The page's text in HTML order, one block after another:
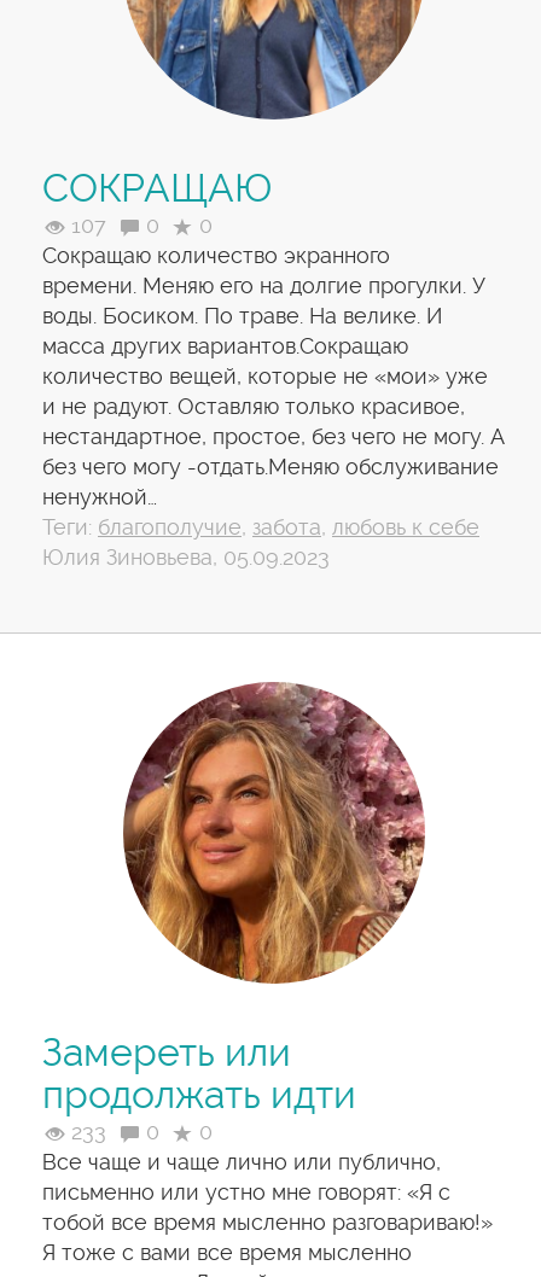
СОКРАЩАЮ
107 0
0
Сокращаю количество экранного
времени. Меняю его на долгие прогулки. У
воды. Босиком. По траве. На велике. И
масса других вариантов.Сокращаю
количество вещей, которые не «мои» уже
и не радуют. Оставляю только красивое,
нестандартное, простое, без чего не могу. А
без чего могу -отдать.Меняю обслуживание
ненужной…
Теги: благополучие, забота, любовь к себе
Юлия Зиновьева, 05.09.2023
Замереть или
продолжать идти
233 0
0
Все чаще и чаще лично или публично,
письменно или устно мне говорят: «Я с
тобой все время мысленно разговариваю!»
Я тоже с вами все время мысленно